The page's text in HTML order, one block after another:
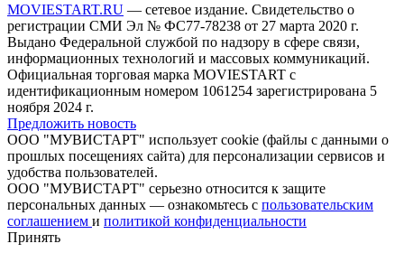
MOVIESTART.RU — сетевое издание. Свидетельство о
регистрации СМИ Эл № ФС77-78238 от 27 марта 2020 г.
Выдано Федеральной службой по надзору в сфере связи,
информационных технологий и массовых коммуникаций.
Официальная торговая марка MOVIESTART с
идентификационным номером 1061254 зарегистрирована 5
ноября 2024 г.
Предложить новость
ООО "МУВИСТАРТ" использует cookie (файлы с данными о
прошлых посещениях сайта) для персонализации сервисов и
удобства пользователей.
ООО "МУВИСТАРТ" серьезно относится к защите
персональных данных — ознакомьтесь с пользовательским
соглашением и политикой конфиденциальности
Принять